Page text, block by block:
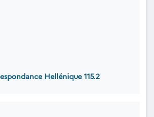
Hellénique 115.2